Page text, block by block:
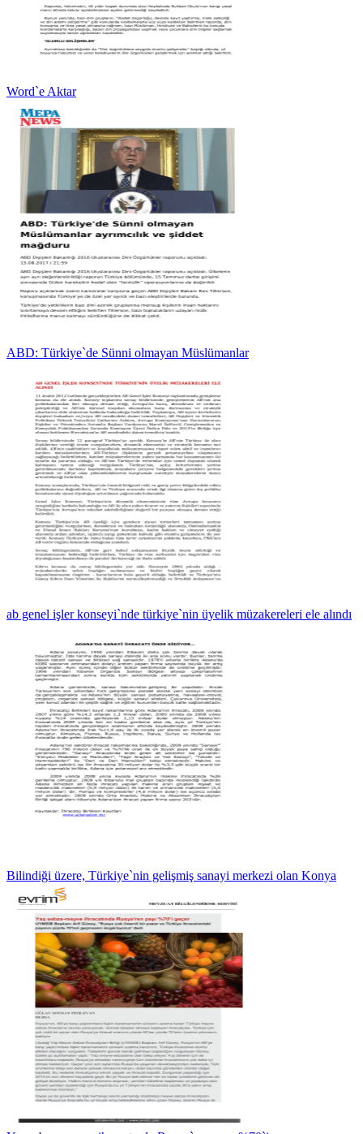
Word`e Aktar
ABD: Türkiye`de Sünni olmayan Müslümanlar
ab genel işler konseyi`nde türkiye`nin üyelik müzakereleri ele alındı
Bilindiği üzere, Türkiye`nin gelişmiş sanayi merkezi olan Konya